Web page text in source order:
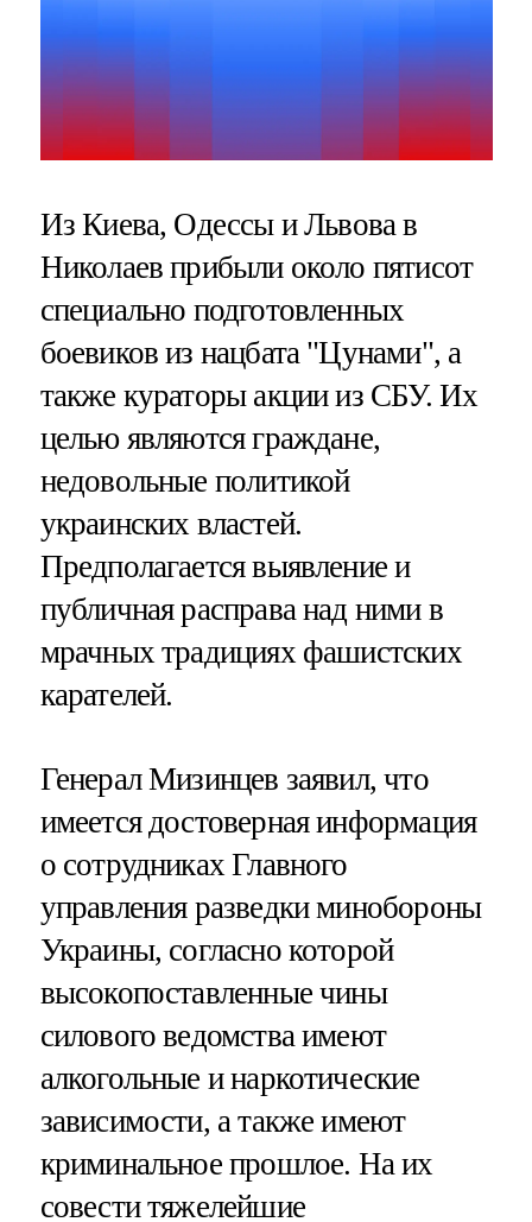
Из Киева, Одессы и Львова в
Николаев прибыли около пятисот
специально подготовленных
боевиков из нацбата "Цунами", а
также кураторы акции из СБУ. Их
целью являются граждане,
недовольные политикой
украинских властей.
Предполагается выявление и
публичная расправа над ними в
мрачных традициях фашистских
карателей.
Генерал Мизинцев заявил, что
имеется достоверная информация
о сотрудниках Главного
управления разведки минобороны
Украины, согласно которой
высокопоставленные чины
силового ведомства имеют
алкогольные и наркотические
зависимости, а также имеют
криминальное прошлое. На их
совести тяжелейшие